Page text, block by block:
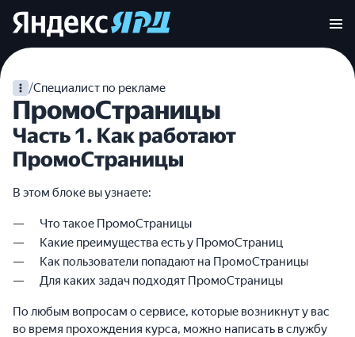
/Специалист по рекламе
ПромоСтраницы
Часть 1. Как работают
ПромоСтраницы
В этом блоке вы узнаете:
Что такое ПромоСтраницы
Какие преимущества есть у ПромоСтраниц
Как пользователи попадают на ПромоСтраницы
Для каких задач подходят ПромоСтраницы
По любым вопросам о сервисе, которые возникнут у вас
во время прохождения курса, можно написать в службу